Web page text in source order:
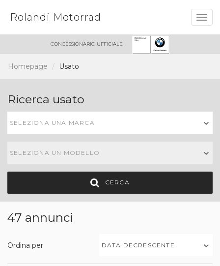
Rolandi Motorrad
CONCESSIONARIO UFFICIALE
Homepage Usato
Ricerca usato
SELEZIONA UNA MARCA
SELEZIONA UN MODELLO
CERCA
47 annunci
Ordina per DATA DECRESCENTE